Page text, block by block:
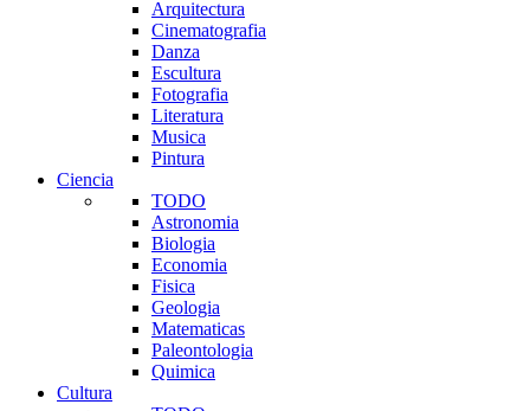
Arquitectura
Cinematografia
Danza
Escultura
Fotografia
Literatura
Musica
Pintura
Ciencia
TODO
Astronomia
Biologia
Economia
Fisica
Geologia
Matematicas
Paleontologia
Quimica
Cultura